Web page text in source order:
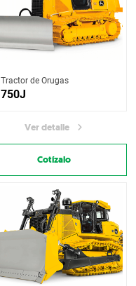
Tractor de Orugas
750J
Ver detalle
Cotízalo